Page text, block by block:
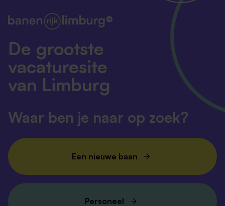
De grootste
vacaturesite
van Limburg
Waar ben je naar op zoek?
Een nieuwe baan
Personeel